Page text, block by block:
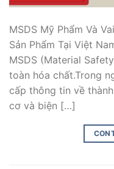
MSDS Mỹ Phẩm Và
Sản Phẩm Tại Việt
MSDS (Material
toàn hóa chất.Trong
cấp thông tin về
cơ và biện […]